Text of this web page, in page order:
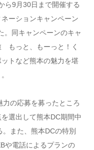
ら9月30日まで開催する
ーションキャンペーン
。同キャンペーンのキャ
もっと、もーっと！く
トなど熊本の魅力を堪
の応募を募ったところ
選出して熊本DC期間中
また、熊本DCの特別
や電話によるプランの